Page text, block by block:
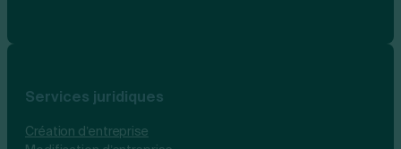
Services juridiques
Création d’entreprise